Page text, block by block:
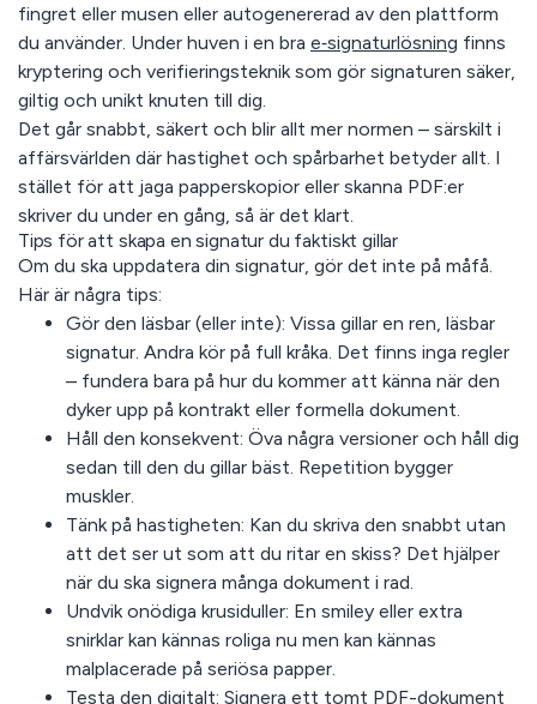
fingret eller musen eller autogenererad av den plattform
du använder. Under huven i en bra e‑signaturlösning finns
kryptering och verifieringsteknik som gör signaturen säker,
giltig och unikt knuten till dig
Det går snabbt, säkert och blir allt mer normen – särskilt i
affärsvärlden där hastighet och spårbarhet betyder allt. I
stället för att jaga papperskopior eller skanna PDF:er
skriver du under en gång, så är det klart.
Tips för att skapa en signatur du faktiskt gillar
Om du ska uppdatera din signatur, gör det inte på måfå.
Här är några tips:
Gör den läsbar (eller inte): Vissa gillar en ren, läsbar
signatur. Andra kör på full kråka. Det finns inga regler
– fundera bara på hur du kommer att känna när den
dyker upp på kontrakt eller formella dokument.
Håll den konsekvent: Öva några versioner och håll dig
sedan till den du gillar bäst. Repetition bygger
muskler.
Tänk på hastigheten: Kan du skriva den snabbt utan
att det ser ut som att du ritar en skiss? Det hjälper
när du ska signera många dokument i rad.
Undvik onödiga krusiduller: En smiley eller extra
snirklar kan kännas roliga nu men kan kännas
malplacerade på seriösa papper.
Testa den digitalt: Signera ett tomt PDF-dokument